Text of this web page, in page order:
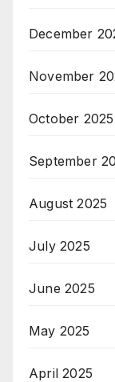
December
November
October 2025
September
August 2025
July 2025
June 2025
May 2025
April 2025